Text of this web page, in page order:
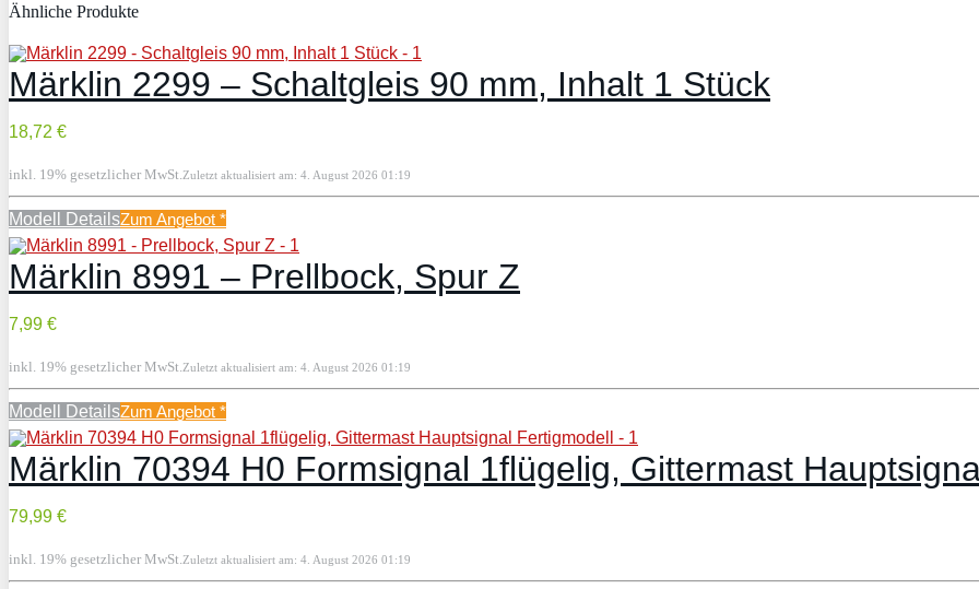
Ähnliche Produkte
Märklin 2299 – Schaltgleis 90 mm, Inhalt 1 Stück
18,72 €
inkl. 19% gesetzlicher MwSt. Zuletzt aktualisiert am: 4. August 2026 01:19
Modell DetailsZum Angebot *
Märklin 8991 – Prellbock, Spur Z
7,99 €
inkl. 19% gesetzlicher MwSt. Zuletzt aktualisiert am: 4. August 2026 01:19
Modell DetailsZum Angebot *
Märklin 70394 H0 Formsignal 1flügelig, Gittermast
79,99 €
inkl. 19% gesetzlicher MwSt. Zuletzt aktualisiert am: 4. August 2026 01:19